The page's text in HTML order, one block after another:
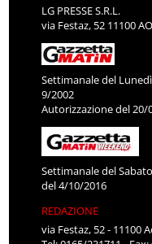
LG PRESSE S.R.L.
via Festaz, 52 11100
Settimanale del
9/2002
Autorizzazione del 20/
Settimanale del
del 4/10/2016
REDAZIONE
via Festaz, 52 - 11100